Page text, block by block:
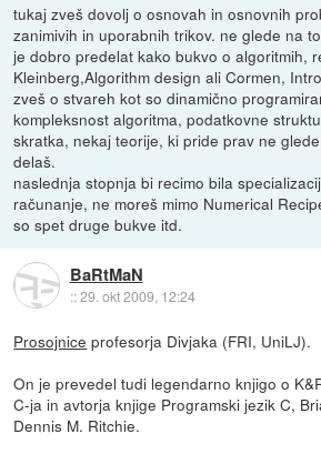
tukaj zveš dovolj o osnovah in osnovnih
zanimivih in uporabnih trikov. ne glede na
je dobro predelat kako bukvo o algoritmih,
Kleinberg,Algorithm design ali Cormen,
zveš o stvareh kot so dinamično
kompleksnost algoritma, podatkovne
skratka, nekaj teorije, ki pride prav ne
delaš.
naslednja stopnja bi recimo bila
računanje, ne moreš mimo Numerical
so spet druge bukve itd.
BaRtMaN
::29. okt 2009, 12:24
Prosojnice profesorja Divjaka (FRI, UniLJ).
On je prevedel tudi legendarno knjigo o
C-ja in avtorja knjige Programski jezik C,
Dennis M. Ritchie.